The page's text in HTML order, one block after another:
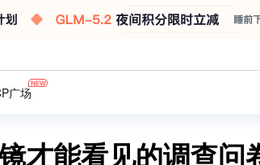
广场
才能看见的调查